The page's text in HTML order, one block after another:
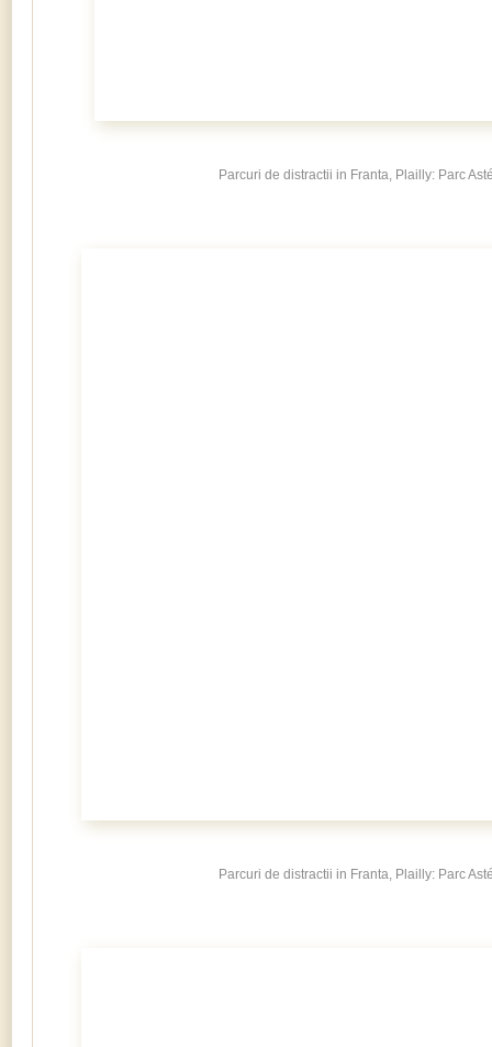
Parcuri de distractii in Franta, Plailly: Parc
Parcuri de distractii in Franta, Plailly: Parc